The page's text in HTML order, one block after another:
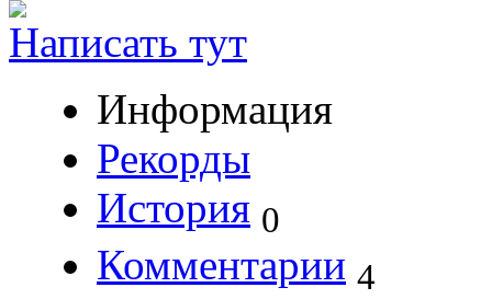
Написать тут
Информация
Рекорды
История 0
Комментарии 4